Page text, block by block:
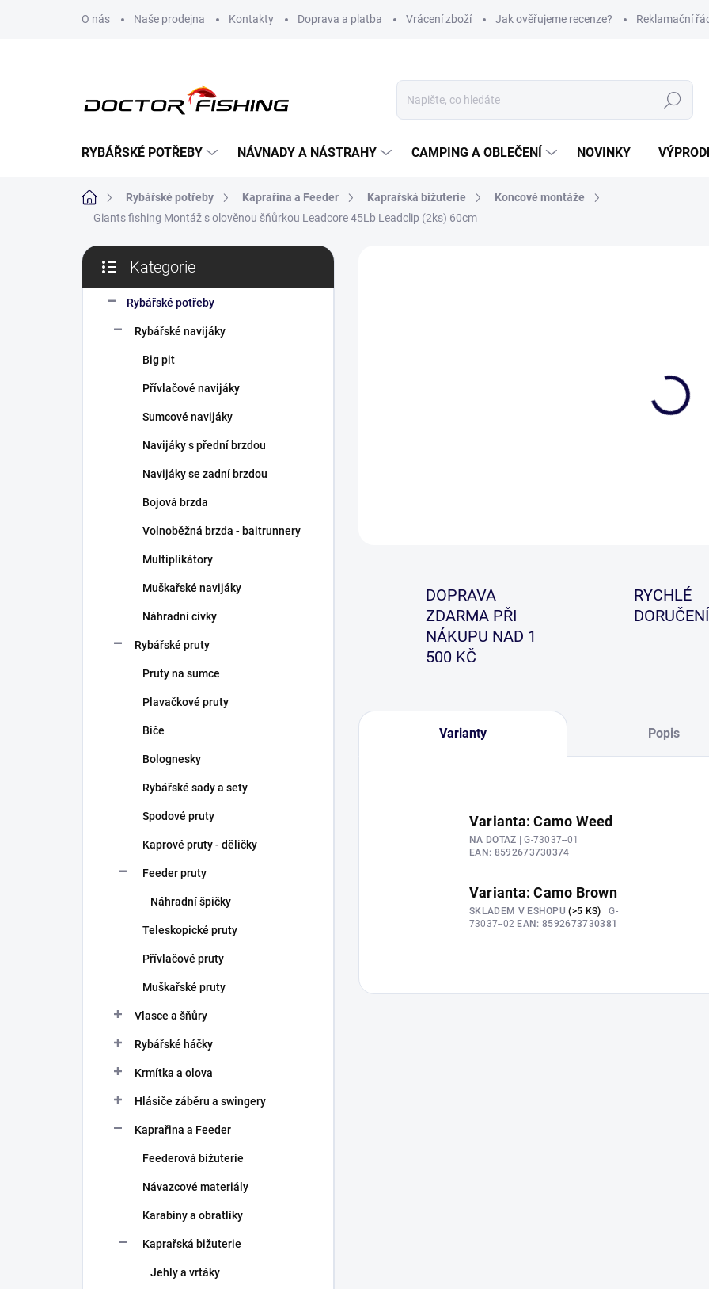
O nás Naše prodejna Kontakty Doprava a platba Vrácení zboží Jak ověřujeme recenze? Reklamační
Hledat
RYBÁŘSKÉ POTŘEBY NÁVNADY A NÁSTRAHY CAMPING A OBLEČENÍ NOVINKY
Domů Rybářské potřeby Kaprařina a Feeder Kaprařská bižuterie
Koncové montáže
Giants fishing Montáž s olověnou šňůrkou Leadcore 45Lb Leadclip (2ks) 60cm
P
s
kategorie
Kategorie
Rybářské potřeby
Rybářské navijáky
Big pit
Přívlačové navijáky
Sumcové navijáky
Navijáky s přední brzdou
Navijáky se zadní brzdou
Bojová brzda
Volnoběžná brzda - baitrunnery
Multiplikátory
Muškařské navijáky
Náhradní cívky
Rybářské pruty
Pruty na sumce
Plavačkové pruty
Biče
Bolognesky
Rybářské sady a sety
Spodové pruty
Kaprové pruty - děličky
Feeder pruty
Náhradní špičky
Teleskopické pruty
Přívlačové pruty
Muškařské pruty
Vlasce a šňůry
Rybářské háčky
Krmítka a olova
Hlásiče záběru a swingery
Kaprařina a Feeder
Feederová bižuterie
Návazcové materiály
Karabiny a obratlíky
Kaprařská bižuterie
Jehly a vrtáky
DOPRAVA
ZDARMA PŘI
NÁKUPU NAD 1
500 KČ
RYCHLÉ
DORUČENÍ
Varianty Popis
Varianta: Camo Weed
NA DOTAZ
| G-73037--01
EAN: 8592673730374
Varianta: Camo Brown
SKLADEM V ESHOPU(>5 KS) | G-
73037--02 EAN: 8592673730381